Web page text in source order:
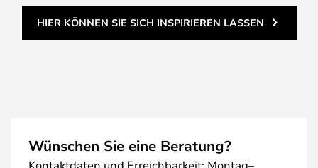
HIER KÖNNEN SIE SICH INSPIRIEREN LASSEN
Wünschen Sie eine Beratung?
Kontaktdaten und Erreichbarkeit: Montag–